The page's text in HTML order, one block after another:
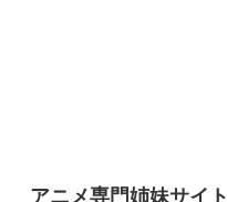
アニメ専門姉妹サイト